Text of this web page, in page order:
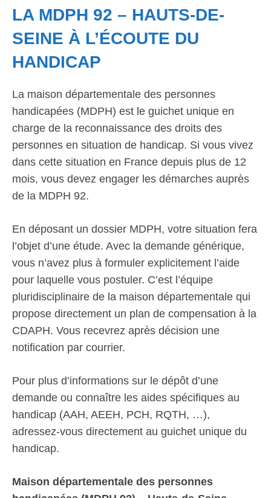
LA MDPH 92 – HAUTS-DE-
SEINE À L’ÉCOUTE DU
HANDICAP
La maison départementale des personnes
handicapées (MDPH) est le guichet unique en
charge de la reconnaissance des droits des
personnes en situation de handicap. Si vous vivez
dans cette situation en France depuis plus de 12
mois, vous devez engager les démarches auprès
de la MDPH 92.
En déposant un dossier MDPH, votre situation fera
l’objet d’une étude. Avec la demande générique,
vous n’avez plus à formuler explicitement l’aide
pour laquelle vous postuler. C’est l’équipe
pluridisciplinaire de la maison départementale qui
propose directement un plan de compensation à la
CDAPH. Vous recevrez après décision une
notification par courrier.
Pour plus d’informations sur le dépôt d’une
demande ou connaître les aides spécifiques au
handicap (AAH, AEEH, PCH, RQTH, …),
adressez-vous directement au guichet unique du
handicap.
Maison départementale des personnes